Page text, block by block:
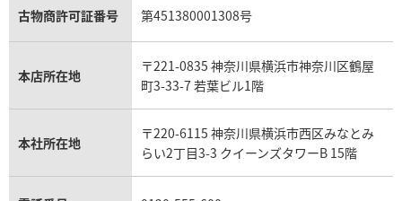
ショパール インペリアーレ
アクアマリン買取
オメガ買取
カルティエ買取
フランク ミュラー買取
リシャール・ミル買取
パネライ買取
チューダー（チュードル）買取
プラダ買取
モーブッサン買取
古物商許可証番号 第451380001308号
本店所在地
〒221-0835 神奈川県横浜市神奈川区鶴屋
町3-33-7 若葉ビル1階
本社所在地
〒220-6115 神奈川県横浜市西区みなとみ
らい2丁目3-3 クイーンズタワーB 15階